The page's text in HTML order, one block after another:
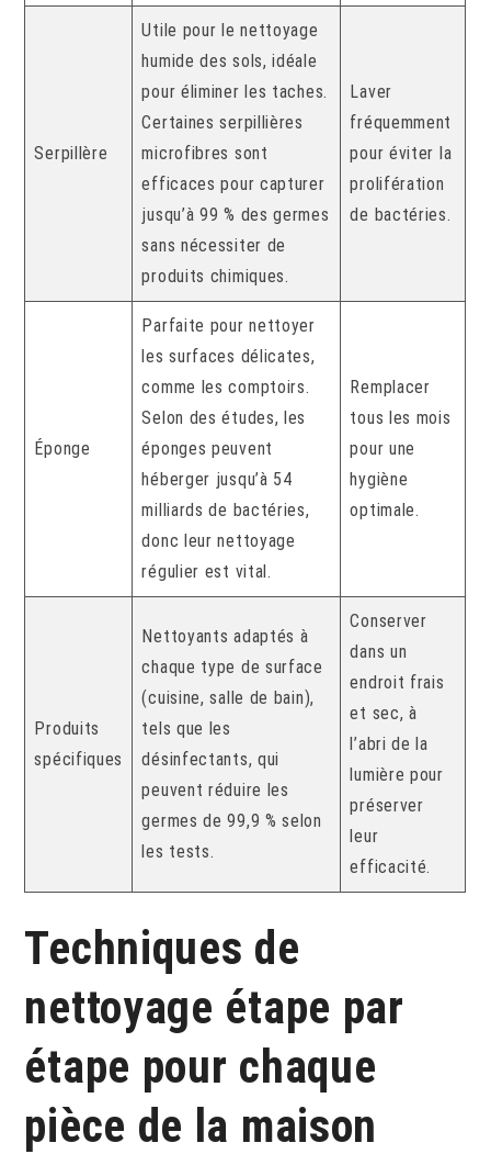
Serpillère
Utile pour le nettoyage
humide des sols, idéale
pour éliminer les taches.
Certaines serpillières
microfibres sont
efficaces pour capturer
jusqu’à 99 % des germes
sans nécessiter de
produits chimiques.
Laver
fréquemment
pour éviter la
prolifération
de bactéries.
Éponge
Parfaite pour nettoyer
les surfaces délicates,
comme les comptoirs.
Selon des études, les
éponges peuvent
héberger jusqu’à 54
milliards de bactéries,
donc leur nettoyage
régulier est vital.
Remplacer
tous les mois
pour une
hygiène
optimale.
Produits
spécifiques
Nettoyants adaptés à
chaque type de surface
(cuisine, salle de bain),
tels que les
désinfectants, qui
peuvent réduire les
germes de 99,9 % selon
les tests.
Conserver
dans un
endroit frais
et sec, à
l’abri de la
lumière pour
préserver
leur
efficacité.
Techniques de
nettoyage étape par
étape pour chaque
pièce de la maison